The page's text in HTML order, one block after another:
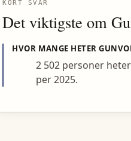
KORT SVAR
Det viktigste om
HVOR MANGE HETER
2 502 personer
per 2025.